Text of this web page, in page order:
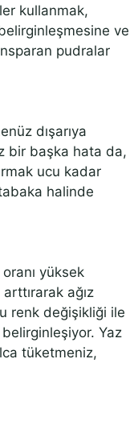
kullanmak,
ve
pudralar
dışarıya
bir başka hata da,
ucu kadar
halinde
oranı yüksek
ağız
renk değişikliği ile
Yaz
tüketmeniz,